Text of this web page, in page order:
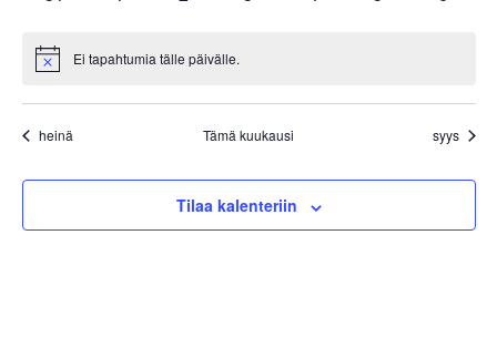
Notice Ei tapahtumia tälle päivälle.
heinä Tämä kuukausi syys
Tilaa kalenteriin